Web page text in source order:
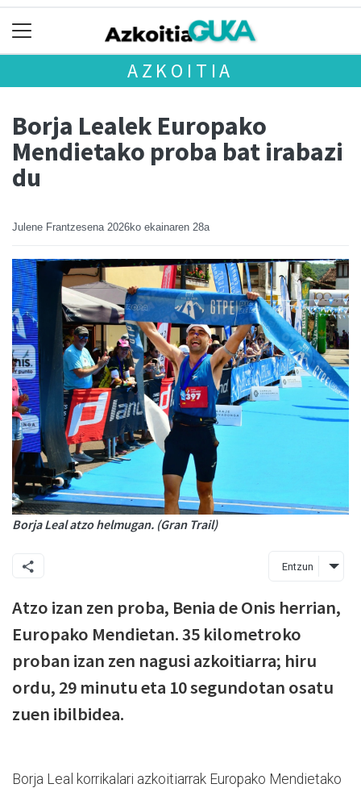
AZKOITIA
Borja Lealek Europako
Mendietako proba bat irabazi
du
Julene Frantzesena 2026ko ekainaren 28a
Borja Leal atzo helmugan. (Gran Trail)
Entzun
Atzo izan zen proba, Benia de Onis herrian,
Europako Mendietan. 35 kilometroko
proban izan zen nagusi azkoitiarra; hiru
ordu, 29 minutu eta 10 segundotan osatu
zuen ibilbidea.
Borja Leal korrikalari azkoitiarrak Europako Mendietako